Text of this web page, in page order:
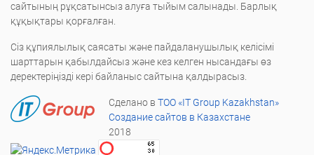
сайтының рұқсатынсыз алуға тыйым салынады. Барлық
құқықтары қорғалған.
Сіз құпиялылық саясаты және пайдаланушылық келісімі
шарттарын қабылдайсыз және кез келген нысандағы өз
деректеріңізді кері байланыс сайтына қалдырасыз.
Сделано в ТОО «IT Group Kazakhstan»
Создание сайтов в Казахстане
2018